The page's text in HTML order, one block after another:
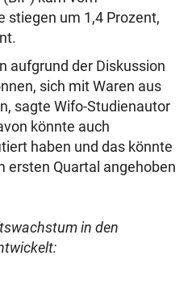
stiegen um 1,4 Prozent,
aufgrund der Diskussion
sich mit Waren aus
sagte Wifo-Studienautor
könnte auch
haben und das könnte
ersten Quartal angehoben
in den